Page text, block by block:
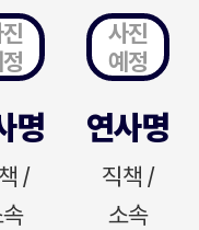
명
/
사진
예정
연사명
직책 /
소속